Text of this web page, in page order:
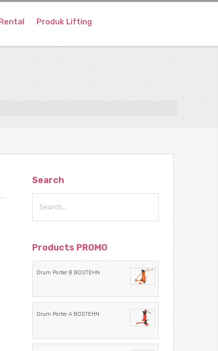
Produk Lifting
Search
Products PROMO
Drum Porter B BOSTEHN
Drum Porter A BOSTEHN